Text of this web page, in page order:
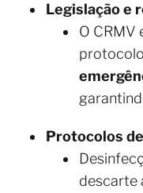
Legislação e
O CRMV
Protocolos
descarte